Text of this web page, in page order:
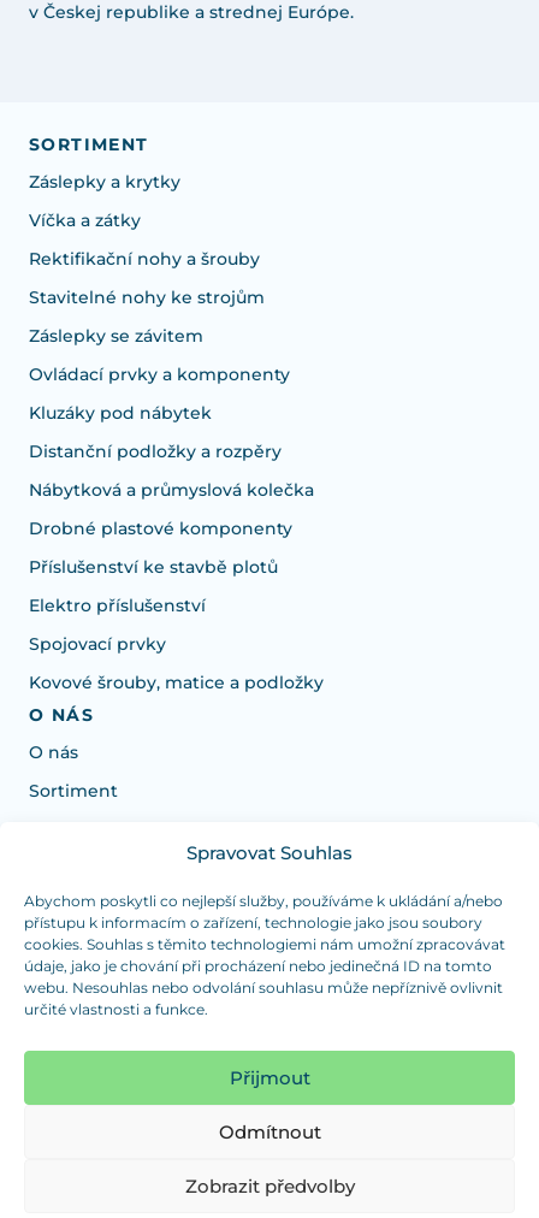
Spravovat Souhlas
Abychom poskytli co nejlepší služby, používáme k ukládání a/nebo
přístupu k informacím o zařízení, technologie jako jsou soubory
cookies. Souhlas s těmito technologiemi nám umožní zpracovávat
údaje, jako je chování při procházení nebo jedinečná ID na tomto
webu. Nesouhlas nebo odvolání souhlasu může nepříznivě ovlivnit
určité vlastnosti a funkce.
Přijmout
Odmítnout
Zobrazit předvolby
v Českej republike a strednej Európe.
SORTIMENT
Záslepky a krytky
Víčka a zátky
Rektifikační nohy a šrouby
Stavitelné nohy ke strojům
Záslepky se závitem
Ovládací prvky a komponenty
Kluzáky pod nábytek
Distanční podložky a rozpěry
Nábytková a průmyslová kolečka
Drobné plastové komponenty
Příslušenství ke stavbě plotů
Elektro příslušenství
Spojovací prvky
Kovové šrouby, matice a podložky
O NÁS
O nás
Sortiment
Potrebujete poradiť s výberom?
Sme tu pre vás Pondelok-Štvrtok od: 7:30 - 15:30 hod
a Piatok od 7:30 - 14:30 hod
duranplast@duranplast.sk +421 0905 780 862
(platba iba v hotovosti)
Sme tu pre vás Pondelok-Štvrtok od: 7:30 - 15:30 hod